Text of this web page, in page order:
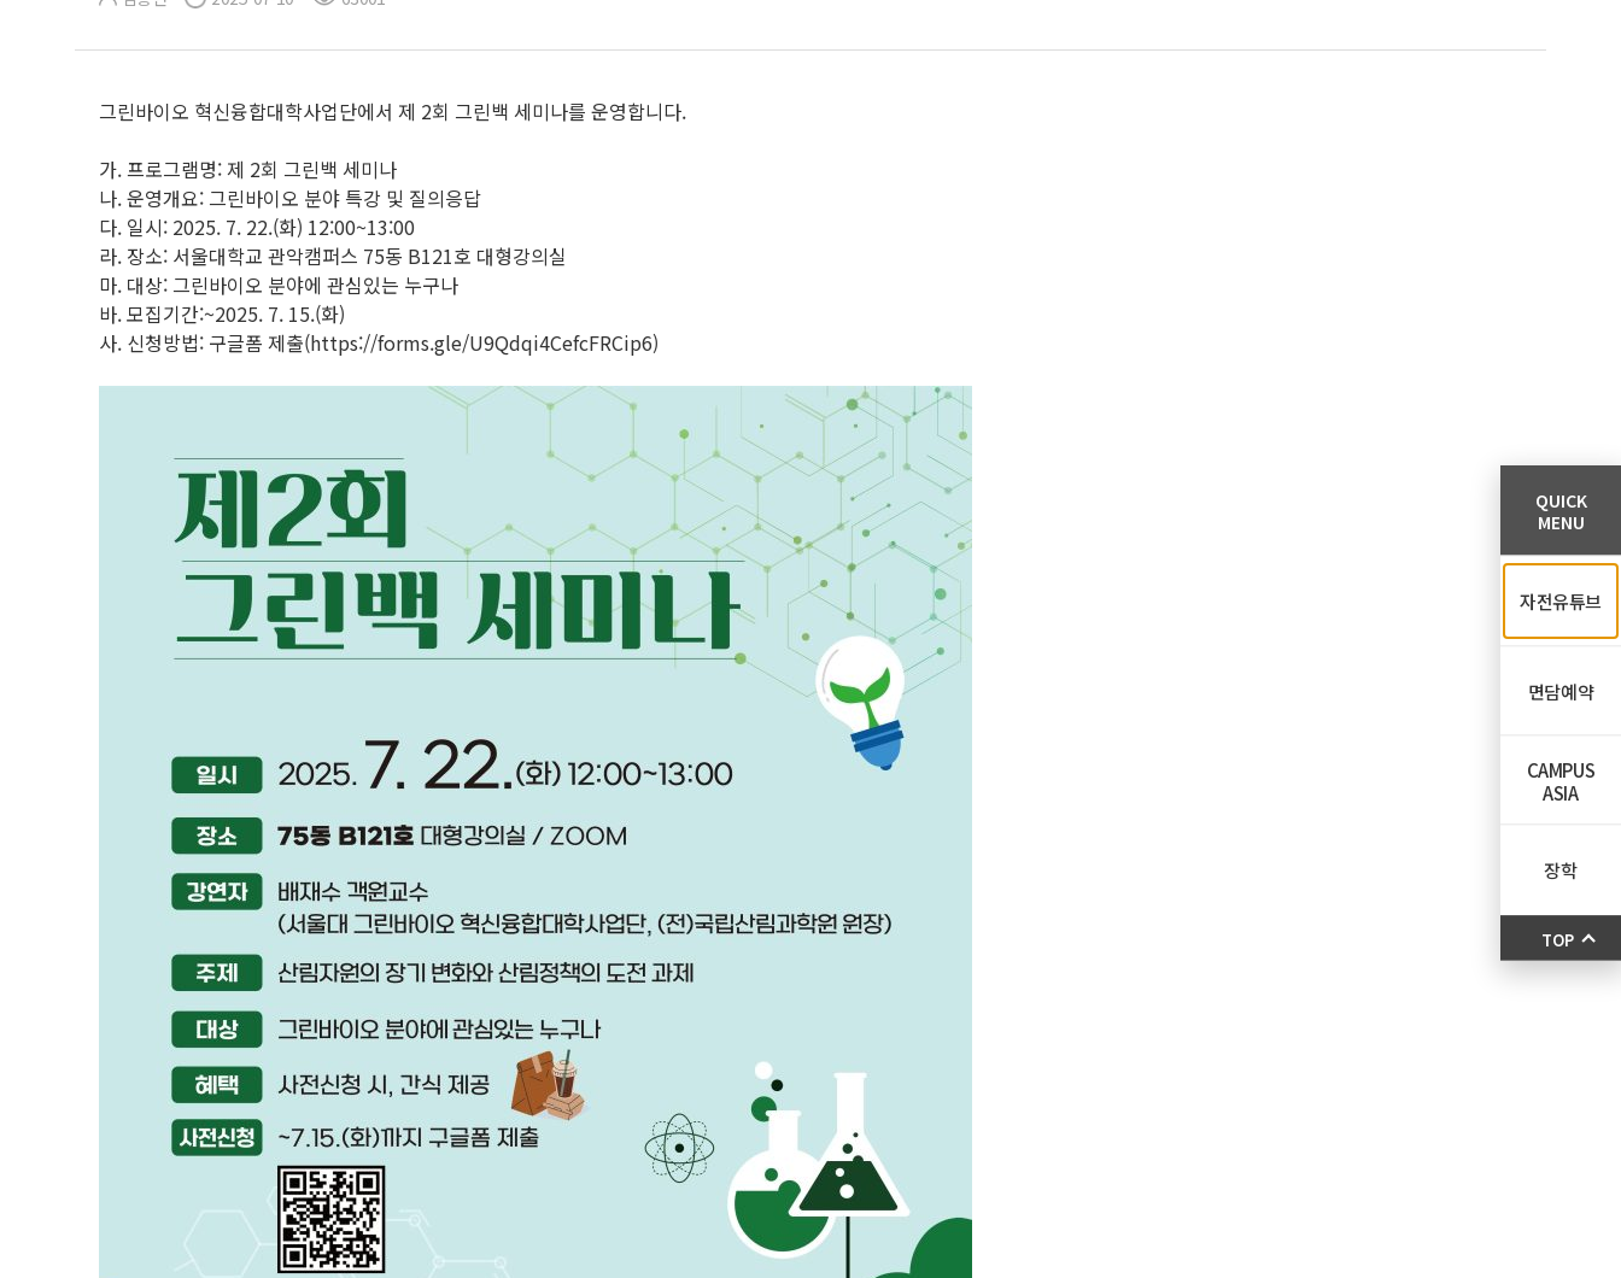
그린바이오 혁신융합대학사업단에서 제 2회 그린백 세미나를 운영합니다.
가. 프로그램명: 제 2회 그린백 세미나
나. 운영개요: 그린바이오 분야 특강 및 질의응답
다. 일시: 2025. 7. 22.(화) 12:00~13:00
라. 장소: 서울대학교 관악캠퍼스 75동 B121호 대형강의실
마. 대상: 그린바이오 분야에 관심있는 누구나
바. 모집기간:~2025. 7. 15.(화)
사. 신청방법: 구글폼 제출(https://forms.gle/U9Qdqi4CefcFRCip6)
QUICK
MENU
자전유튜브
면담예약
CAMPUS
ASIA
장학
TOP